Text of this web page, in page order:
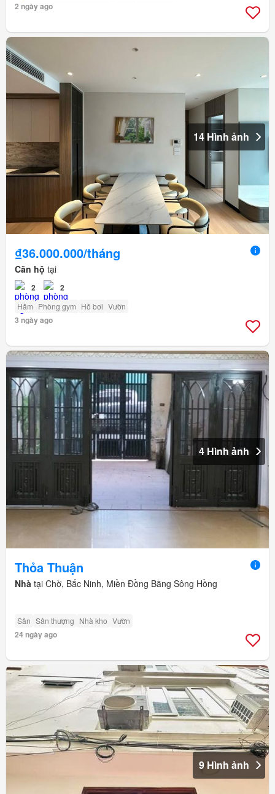
2 ngày ago
14 Hình ảnh
₫36.000.000/tháng
Căn hộ tại
2 2
Hầm Phòng gym Hồ bơi Vườn
3 ngày ago
4 Hình ảnh
Thỏa Thuận
Nhà tại Chờ, Bắc Ninh, Miền Đồng Bằng Sông Hồng
Sân Sân thượng Nhà kho Vườn
24 ngày ago
9 Hình ảnh